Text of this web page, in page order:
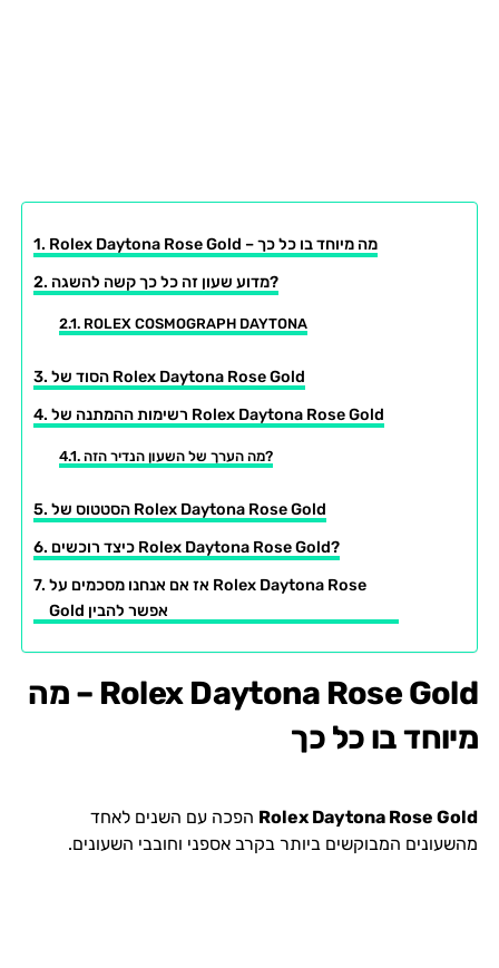
Rolex Daytona Rose Gold – מה מיוחד בו כל כך
מדוע שעון זה כל כך קשה להשגה?
ROLEX COSMOGRAPH DAYTONA
הסוד של Rolex Daytona Rose Gold
רשימות ההמתנה של Rolex Daytona Rose Gold
מה הערך של השעון הנדיר הזה?
הסטטוס של Rolex Daytona Rose Gold
כיצד רוכשים Rolex Daytona Rose Gold?
אז אם אנחנו מסכמים על Rolex Daytona Rose
Gold אפשר להבין
Rolex Daytona Rose Gold – מה
מיוחד בו כל כך
Rolex Daytona Rose Gold הפכה עם השנים לאחד
מהשעונים המבוקשים ביותר בקרב אספני וחובבי השעונים.